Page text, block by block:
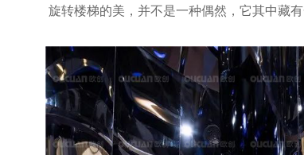
旋转楼梯的美，并不是一种偶然，它其中藏